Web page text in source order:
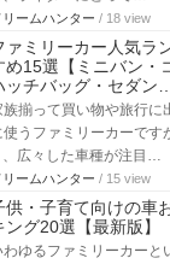
リームハンター / 18 view
ァミリーカー人気ラ
め15選【ミニバン・
ッチバッグ・セダン…
族揃って買い物や旅行に
使うファミリーカーです
、広々した車種が注目…
リームハンター / 15 view
供・子育て向けの車
ング20選【最新版】
わゆるファミリーカーと